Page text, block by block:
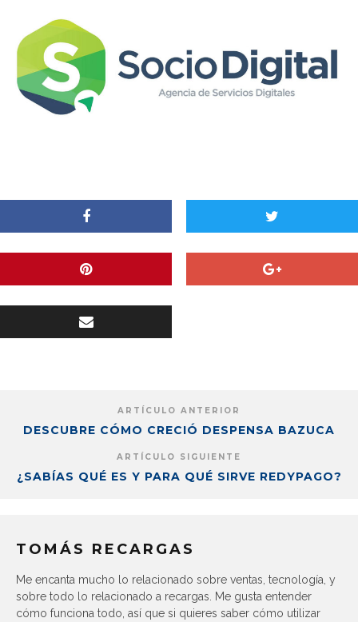
ARTÍCULO ANTERIOR
DESCUBRE CÓMO CRECIÓ DESPENSA BAZUCA
ARTÍCULO SIGUIENTE
¿SABÍAS QUÉ ES Y PARA QUÉ SIRVE REDYPAGO?
TOMÁS RECARGAS
Me encanta mucho lo relacionado sobre ventas, tecnología, y
sobre todo lo relacionado a recargas. Me gusta entender
cómo funciona todo, así que si quieres saber cómo utilizar